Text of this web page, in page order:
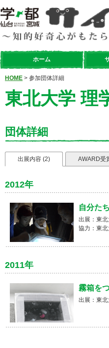
ホーム
HOME > 参加団体詳細
東北大学 理
団体詳細
出展内容 (2) AWARD受
2012年
自分た
出展：東
協力：東
2011年
霧箱を
出展：東